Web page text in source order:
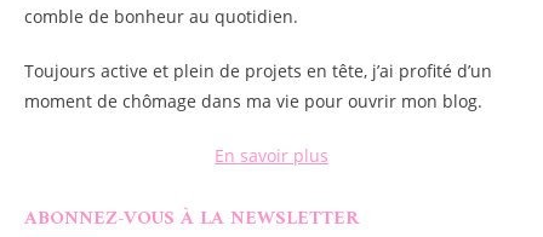
comble de bonheur au quotidien.
Toujours active et plein de projets en tête, j’ai profité d’un
moment de chômage dans ma vie pour ouvrir mon blog.
En savoir plus
ABONNEZ-VOUS À LA NEWSLETTER